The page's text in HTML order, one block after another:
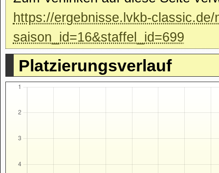
https://ergebnisse.lvkb-
saison_id=16&staffel_id=699
Platzierungsverlauf